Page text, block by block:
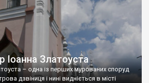
Іоанна Златоуста
– одна із перших мурованих споруд
дзвіниця і нині видніється в місті